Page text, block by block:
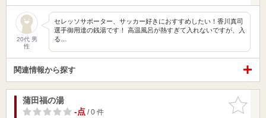
20代 男
性
セレッソサポーター、サッカー好きにおすすめしたい！香川真司
選手御用達の銭湯です！ 高温風呂が熱すぎて入れないですが、入
る…
関連情報から探す
お気に入
りに追加
蒲田福の湯
-点/ 0 件